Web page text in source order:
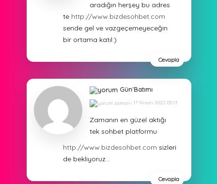
aradığın herşey bu adres
te http://www.bizdesohbet.com
sende gel ve vazgeçemeyeceğin
bir ortama katıl:)
Cevapla
Gün`Batımı
17 Nisan 2022 05:13
Zamanın en güzel aktığı
tek sohbet platformu
http://www.bizdesohbet.com sizleri
de bekliyoruz…
Cevapla